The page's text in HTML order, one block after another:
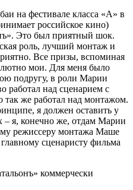
на фестивале класса «А» в
российское кино)
Это был приятный шок.
роль, лучший монтаж и
Все призы, вспоминая
мои. Для меня было
подругу, в роли Марии
работал над сценарием с
так же работал над монтажом.
я должен оставить у
– я, конечно же, отдам Марии
режиссеру монтажа Маше
сценаристу фильма
коммерчески